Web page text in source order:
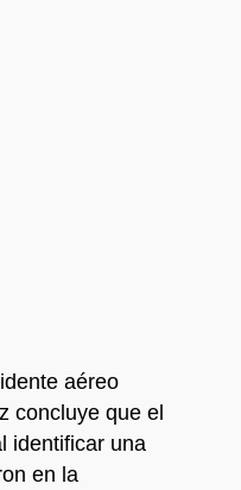
aéreo
concluye que el
identificar una
en la